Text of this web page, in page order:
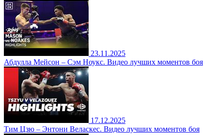
23.11.2025
Абдулла Мейсон – Сэм Ноукс. Видео лучших моментов боя
17.12.2025
Тим Цзю – Энтони Веласкес. Видео лучших моментов боя